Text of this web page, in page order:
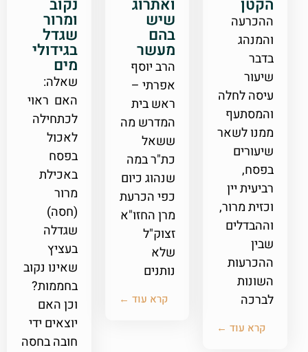
הקטן
ההכרעה
והמנהג
בדבר
שיעור
עיסה לחלה
והמסתעף
ממנו לשאר
שיעורים
בפסח,
רביעית יין
וכזית מרור,
וההבדלים
שבין
ההכרעות
השונות
לברכה
קרא עוד ←
ואתרוג
שיש
בהם
מעשר
הרב יוסף
אפרתי –
ראש בית
המדרש מה
ששאל
כת"ר במה
שנהוג כיום
כפי הכרעת
מרן החזו"א
זצוק"ל
שלא
נותנים
קרא עוד ←
נקוב
ומרור
שגדל
בגידולי
מים
שאלה:
האם ראוי
לכתחילה
לאכול
בפסח
באכילת
מרור
(חסה)
שגדלה
בעציץ
שאינו נקוב
בחממות?
וכן האם
יוצאים ידי
חובה בחסה